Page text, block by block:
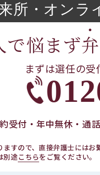
所・オンラ
で悩まず弁
まずは選任の受
受付・年中無休・通
すので、直接弁護士にはお
別途こちらをご覧ください。